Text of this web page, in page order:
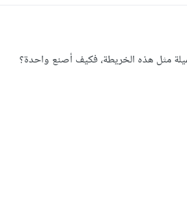
مثل هذه الخريطة، فكيف أصنع واحدة؟